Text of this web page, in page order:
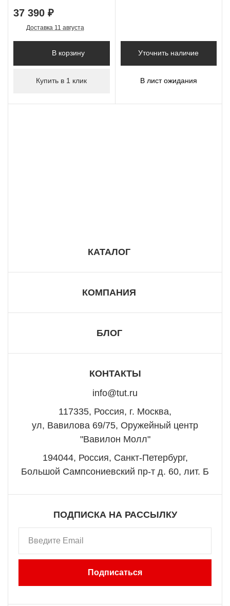
37 390 ₽
Доставка 11 августа
В корзину
Купить в 1 клик
Уточнить наличие
В лист ожидания
КАТАЛОГ
КОМПАНИЯ
БЛОГ
КОНТАКТЫ
info@tut.ru
117335, Россия, г. Москва,
ул, Вавилова 69/75, Оружейный центр
"Вавилон Молл"
194044, Россия, Санкт-Петербург,
Большой Сампсониевский пр-т д. 60, лит. Б
ПОДПИСКА НА РАССЫЛКУ
Подписаться